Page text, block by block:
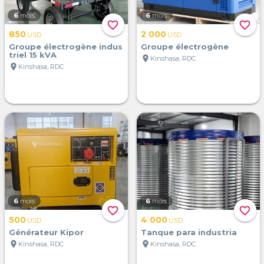
favorite_border
6 mois
850 USD
Groupe électrogène indus
triel 15 kVA
location_on Kinshasa, RDC
favorite_border
6 mois
2 000 USD
Groupe électrogène
location_on Kinshasa, RDC
favorite_border
6 mois
500 USD
Générateur Kipor
location_on Kinshasa, RDC
favorite_border
6 mois
4 000 USD
Tanque para industria
location_on Kinshasa, RDC